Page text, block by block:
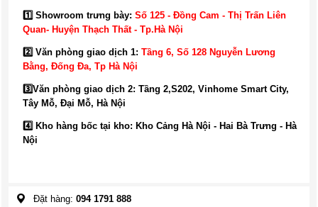
1️⃣ Showroom trưng bày: Số 125 - Đồng Cam - Thị Trấn Liên
Quan- Huyện Thạch Thất - Tp.Hà Nội
2️⃣ Văn phòng giao dịch 1: Tầng 6, Số 128 Nguyễn Lương
Bằng, Đống Đa, Tp Hà Nội
3️⃣Văn phòng giao dịch 2: Tầng 2,S202, Vinhome Smart City,
Tây Mỗ, Đại Mỗ, Hà Nội
4️⃣ Kho hàng bốc tại kho: Kho Cảng Hà Nội - Hai Bà Trưng - Hà
Nội
Đặt hàng: 094 1791 888